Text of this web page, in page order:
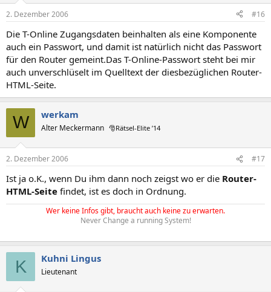
2. Dezember 2006 #16
Die T-Online Zugangsdaten beinhalten als eine Komponente
auch ein Passwort, und damit ist natürlich nicht das Passwort
für den Router gemeint.Das T-Online-Passwort steht bei mir
auch unverschlüselt im Quelltext der diesbezüglichen Router-
HTML-Seite.
W werkam
Alter Meckermann 🎅Rätsel-Elite ’14
2. Dezember 2006 #17
Ist ja o.K., wenn Du ihm dann noch zeigst wo er die Router-
HTML-Seite findet, ist es doch in Ordnung.
Wer keine Infos gibt, braucht auch keine zu erwarten.
Never Change a running System!
K Kuhni Lingus
Lieutenant